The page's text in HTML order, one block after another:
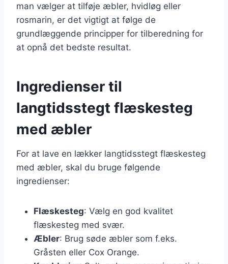
man vælger at tilføje æbler, hvidløg eller
rosmarin, er det vigtigt at følge de
grundlæggende principper for tilberedning for
at opnå det bedste resultat.
Ingredienser til
langtidsstegt flæskesteg
med æbler
For at lave en lækker langtidsstegt flæskesteg
med æbler, skal du bruge følgende
ingredienser:
Flæskesteg: Vælg en god kvalitet
flæskesteg med svær.
Æbler: Brug søde æbler som f.eks.
Gråsten eller Cox Orange.